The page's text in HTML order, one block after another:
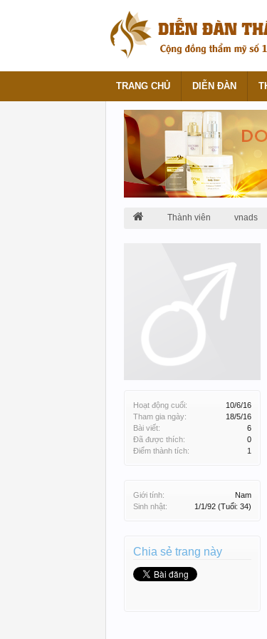
Thành viên vnads
Hoạt động cuối:
10/6/16
Tham gia ngày:
18/5/16
Bài viết:
6
Đã được thích:
0
Điểm thành tích:
1
Giới tính:
Nam
Sinh nhật:
1/1/92 (Tuổi: 34)
Chia sẻ trang này
TRANG CHỦ DIỄN ĐÀN